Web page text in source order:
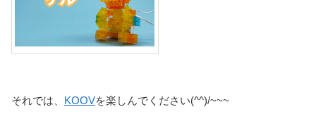
それでは、 KOOVを楽しんでください(^^)/~~~